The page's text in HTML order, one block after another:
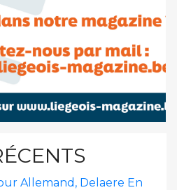
Allemand, Delaere En